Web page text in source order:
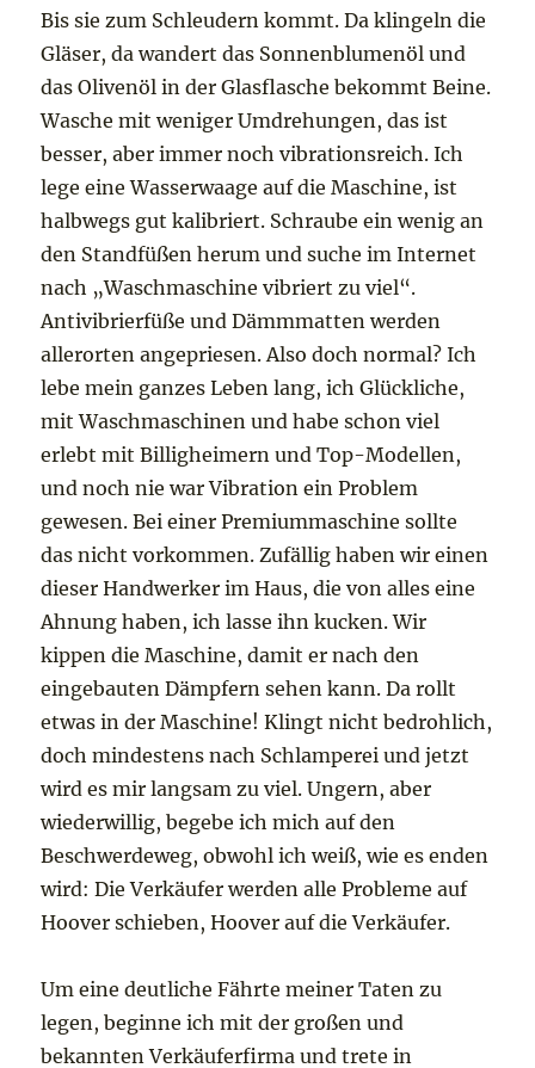
Bis sie zum Schleudern kommt. Da klingeln die
Gläser, da wandert das Sonnenblumenöl und
das Olivenöl in der Glasflasche bekommt Beine.
Wasche mit weniger Umdrehungen, das ist
besser, aber immer noch vibrationsreich. Ich
lege eine Wasserwaage auf die Maschine, ist
halbwegs gut kalibriert. Schraube ein wenig an
den Standfüßen herum und suche im Internet
nach „Waschmaschine vibriert zu viel“.
Antivibrierfüße und Dämmmatten werden
allerorten angepriesen. Also doch normal? Ich
lebe mein ganzes Leben lang, ich Glückliche,
mit Waschmaschinen und habe schon viel
erlebt mit Billigheimern und Top-Modellen,
und noch nie war Vibration ein Problem
gewesen. Bei einer Premiummaschine sollte
das nicht vorkommen. Zufällig haben wir einen
dieser Handwerker im Haus, die von alles eine
Ahnung haben, ich lasse ihn kucken. Wir
kippen die Maschine, damit er nach den
eingebauten Dämpfern sehen kann. Da rollt
etwas in der Maschine! Klingt nicht bedrohlich,
doch mindestens nach Schlamperei und jetzt
wird es mir langsam zu viel. Ungern, aber
wiederwillig, begebe ich mich auf den
Beschwerdeweg, obwohl ich weiß, wie es enden
wird: Die Verkäufer werden alle Probleme auf
Hoover schieben, Hoover auf die Verkäufer.
Um eine deutliche Fährte meiner Taten zu
legen, beginne ich mit der großen und
bekannten Verkäuferfirma und trete in